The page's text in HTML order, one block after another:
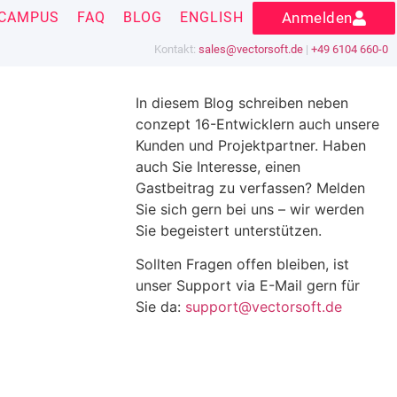
Kontakt: sales@vectorsoft.de | +49 6104 660-0
FAQ BLOG ENGLISH Anmelden
In diesem Blog schreiben neben
conzept 16-Entwicklern auch unsere
Kunden und Projektpartner. Haben
auch Sie Interesse, einen
Gastbeitrag zu verfassen? Melden
Sie sich gern bei uns – wir werden
Sie begeistert unterstützen.
Sollten Fragen offen bleiben, ist
unser Support via E-Mail gern für
Sie da: support@vectorsoft.de